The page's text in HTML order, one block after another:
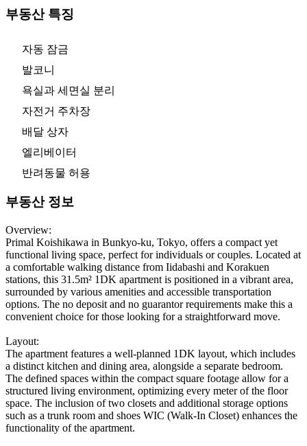
부동산 특징
자동 잠금
발코니
욕실과 세면실 분리
자전거 주차장
배달 상자
엘리베이터
반려동물 허용
부동산 정보
Overview:
Primal Koishikawa in Bunkyo-ku, Tokyo, offers a compact yet
functional living space, perfect for individuals or couples. Located at
a comfortable walking distance from Iidabashi and Korakuen
stations, this 31.5m² 1DK apartment is positioned in a vibrant area,
surrounded by various amenities and accessible transportation
options. The no deposit and no guarantor requirements make this a
convenient choice for those looking for a straightforward move.
Layout:
The apartment features a well-planned 1DK layout, which includes
a distinct kitchen and dining area, alongside a separate bedroom.
The defined spaces within the compact square footage allow for a
structured living environment, optimizing every meter of the floor
space. The inclusion of two closets and additional storage options
such as a trunk room and shoes WIC (Walk-In Closet) enhances the
functionality of the apartment.